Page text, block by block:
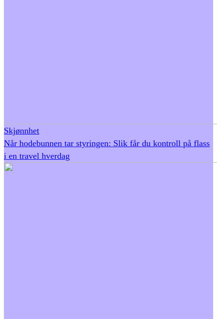
Skjønnhet
Når hodebunnen tar styringen: Slik får du kontroll på flass
i en travel hverdag